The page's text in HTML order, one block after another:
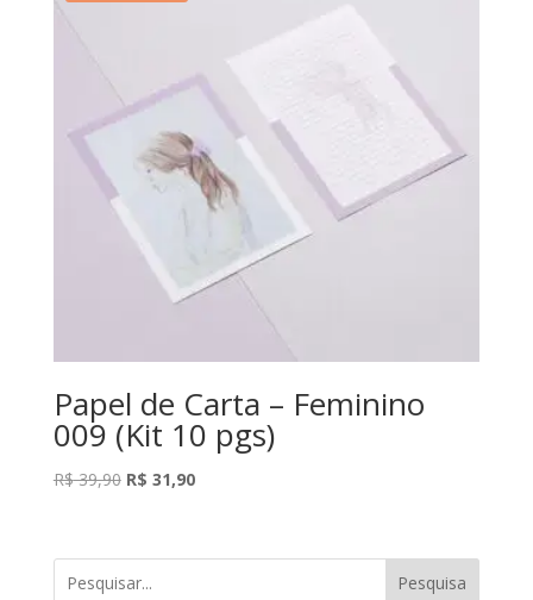
Papel de Carta – Feminino
009 (Kit 10 pgs)
R$39,90 O
era:
R$ 39,90.
R$ 31,90O
é:
Pesquisa